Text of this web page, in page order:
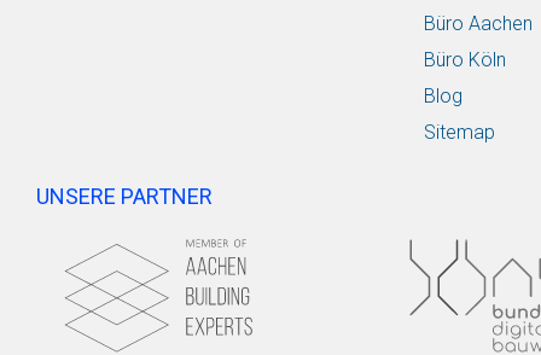
Büro Aachen
Büro Köln
Blog
Sitemap
UNSERE PARTNER